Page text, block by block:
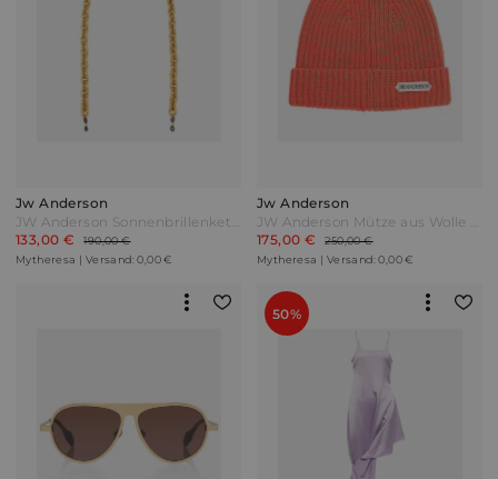
Jw Anderson
JW Anderson Sonnenbrillenkette Gold
133,00 €
190,00 €
Mytheresa | Versand: 0,00 €
Jw Anderson
JW Anderson Mütze aus Wolle und Baumwolle Orange
175,00 €
250,00 €
Mytheresa | Versand: 0,00 €
50%